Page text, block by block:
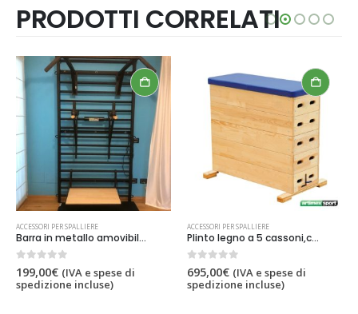
PRODOTTI CORRELATI
ACCESSORI PER SPALLIERE
Plinto legno a 5 cassoni,codice 213
0 out of 5
695,00 € (IVA e spese di
spedizione incluse)
ACCESSORI PER SPALLIERE
529,00 € (IVA e spese di
spedizione incluse)